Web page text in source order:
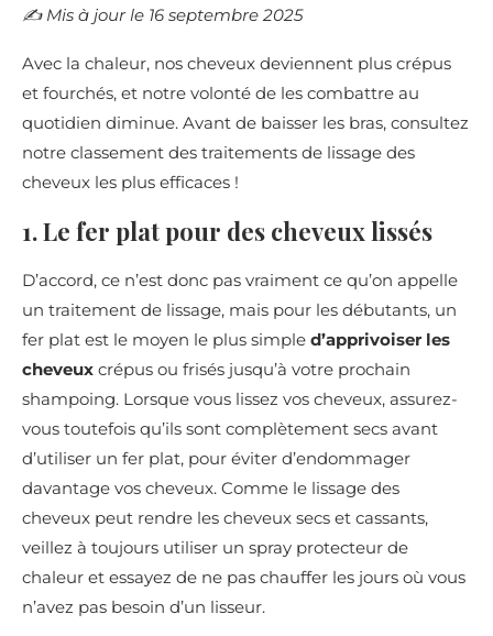
✍️​ Mis à jour le 16 septembre 2025
Avec la chaleur, nos cheveux deviennent plus crépus
et fourchés, et notre volonté de les combattre au
quotidien diminue. Avant de baisser les bras, consultez
notre classement des traitements de lissage des
cheveux les plus efficaces !
1. Le fer plat pour des cheveux lissés
D’accord, ce n’est donc pas vraiment ce qu’on appelle
un traitement de lissage, mais pour les débutants, un
fer plat est le moyen le plus simple d’apprivoiser les
cheveux crépus ou frisés jusqu’à votre prochain
shampoing. Lorsque vous lissez vos cheveux, assurez-
vous toutefois qu’ils sont complètement secs avant
d’utiliser un fer plat, pour éviter d’endommager
davantage vos cheveux. Comme le lissage des
cheveux peut rendre les cheveux secs et cassants,
veillez à toujours utiliser un spray protecteur de
chaleur et essayez de ne pas chauffer les jours où vous
n’avez pas besoin d’un lisseur.